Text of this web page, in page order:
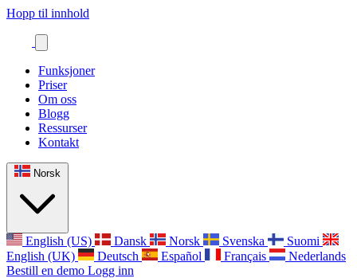
Hopp til innhold
Funksjoner
Priser
Om oss
Blogg
Ressurser
Kontakt
Norsk
English (US) Dansk Norsk Svenska
Suomi
English (UK)
Deutsch Español Français
Nederlands
Bestill en demo Logg inn